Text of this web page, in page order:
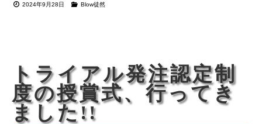
c
o
o
k
er tt
m
2024年9月28日 Blow徒然
トライアル発注認定制
度の授賞式、行ってき
ました!!